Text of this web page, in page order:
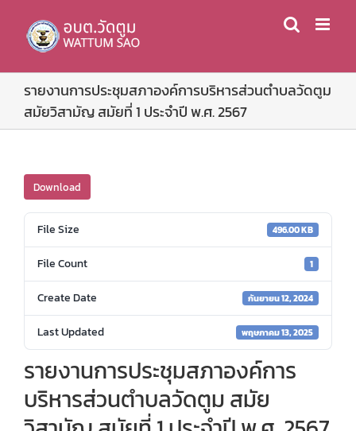
content
รายงานการประชุมสภาองค์การบริหารส่วนตำบลวัดตูม
สมัยวิสามัญ สมัยที่ 1 ประจำปี พ.ศ. 2567
Download
File Size 496.00 KB
File Count 1
Create Date กันยายน 12, 2024
Last Updated พฤษภาคม 13, 2025
รายงานการประชุมสภาองค์การ
บริหารส่วนตำบลวัดตูม สมัย